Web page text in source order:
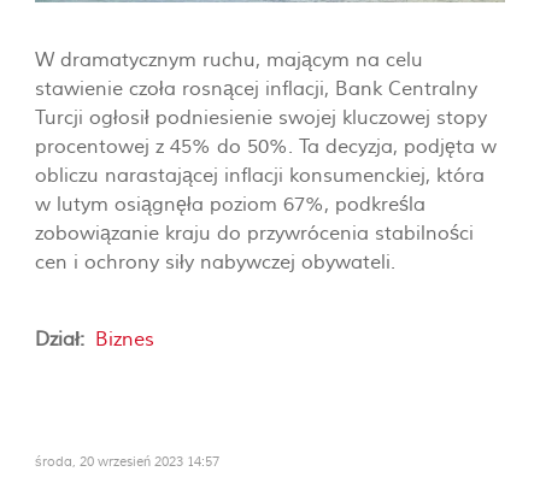
W dramatycznym ruchu, mającym na celu
stawienie czoła rosnącej inflacji, Bank Centralny
Turcji ogłosił podniesienie swojej kluczowej stopy
procentowej z 45% do 50%. Ta decyzja, podjęta w
obliczu narastającej inflacji konsumenckiej, która
w lutym osiągnęła poziom 67%, podkreśla
zobowiązanie kraju do przywrócenia stabilności
cen i ochrony siły nabywczej obywateli.
Dział: Biznes
środa, 20 wrzesień 2023 14:57